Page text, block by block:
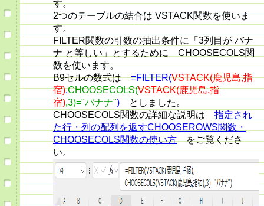
す。
2つのテーブルの結合は VSTACK関数を使いま
す。
FILTER関数の引数の抽出条件に「3列目が バナ
ナ と等しい」とするために CHOOSECOLS関
数を使います。
B9セルの数式は=FILTER(VSTACK(鹿児島,指
宿),CHOOSECOLS(VSTACK(鹿児島,指
宿),3)="バナナ")としました。
CHOOSECOLS関数の詳細な説明は 指定され
た行・列の配列を返すCHOOSEROWS関数・
CHOOSECOLS関数の使い方をご覧くださ
い。